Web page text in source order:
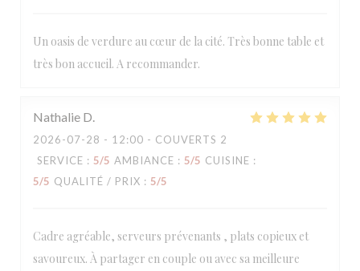
Un oasis de verdure au cœur de la cité. Très bonne table et
très bon accueil. A recommander.
Nathalie D
2026-07-28 - 12:00 - COUVERTS 2
SERVICE : 5/5 AMBIANCE : 5/5 CUISINE :
5/5 QUALITÉ / PRIX : 5/5
Cadre agréable, serveurs prévenants , plats copieux et
savoureux. À partager en couple ou avec sa meilleure